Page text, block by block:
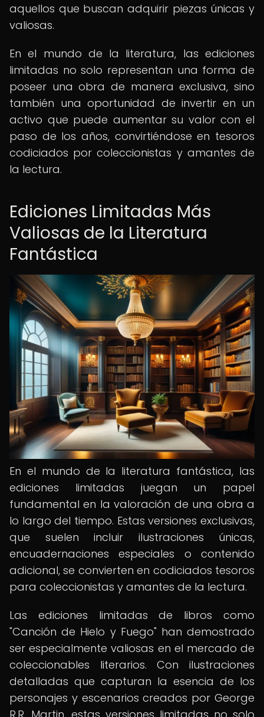
aquellos que buscan adquirir piezas únicas y
valiosas.
En el mundo de la literatura, las ediciones
limitadas no solo representan una forma de
poseer una obra de manera exclusiva, sino
también una oportunidad de invertir en un
activo que puede aumentar su valor con el
paso de los años, convirtiéndose en tesoros
codiciados por coleccionistas y amantes de
la lectura.
Ediciones Limitadas Más
Valiosas de la Literatura
Fantástica
En el mundo de la literatura fantástica, las
ediciones limitadas juegan un papel
fundamental en la valoración de una obra a
lo largo del tiempo. Estas versiones exclusivas,
que suelen incluir ilustraciones únicas,
encuadernaciones especiales o contenido
adicional, se convierten en codiciados tesoros
para coleccionistas y amantes de la lectura.
Las ediciones limitadas de libros como
"Canción de Hielo y Fuego" han demostrado
ser especialmente valiosas en el mercado de
coleccionables literarios. Con ilustraciones
detalladas que capturan la esencia de los
personajes y escenarios creados por George